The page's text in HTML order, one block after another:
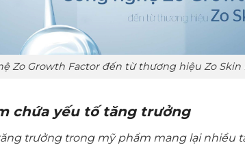
Zo Growth Factor đến từ thương hiệu Zo Skin
chứa yếu tố tăng trưởng
trưởng trong mỹ phẩm mang lại nhiều